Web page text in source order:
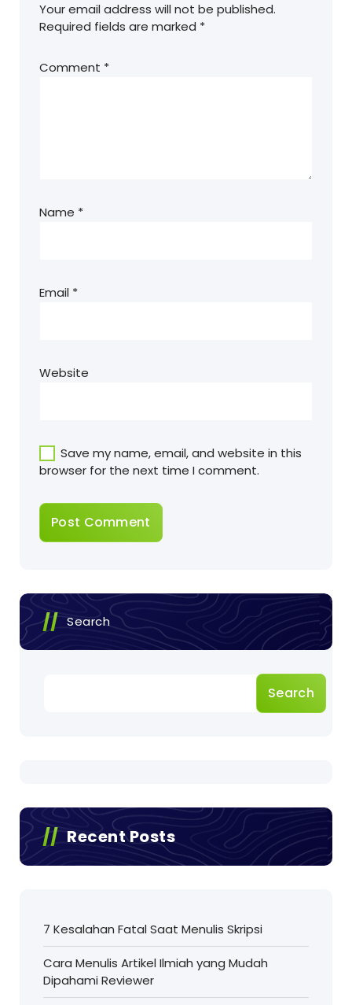
Your email address will not be published.
Required fields are marked *
Comment *
Name *
Email *
Website
Save my name, email, and website in this
browser for the next time I comment.
Search
Search
Recent Posts
7 Kesalahan Fatal Saat Menulis Skripsi
Cara Menulis Artikel Ilmiah yang Mudah
Dipahami Reviewer